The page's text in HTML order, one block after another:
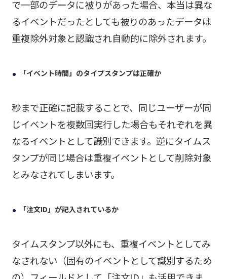
で一部のデータに被りがあった場合、本当は異な
るイベントだったとしても被りのあったデータは
重複除外対象と認識され自動的に除外されます。
「イベント時間」のタイプスタンプは正確か
秒まで正確に記載することで、同じユーザーが同
じイベントを複数回実行した場合もそれぞれを異
なるイベントとして識別できます。逆にタイムス
タンプが同じ場合は重複イベントとして削除対象
とみなされてしまいます。
「注文ID」が記入されているか
タイムスタンプ以外にも、重複イベントとしてみ
なされない（固有のイベントとして識別するため